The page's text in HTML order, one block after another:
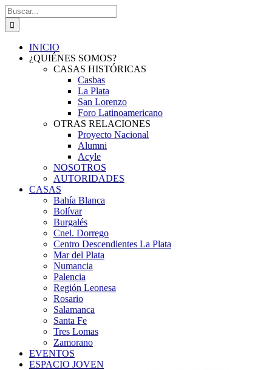
Saltar
al
contenido
Buscar:
INICIO
¿QUIÉNES SOMOS?
CASAS HISTÓRICAS
Casbas
La Plata
San Lorenzo
Foro Latinoamericano
OTRAS RELACIONES
Proyecto Nacional
Alumni
Acyle
NOSOTROS
AUTORIDADES
CASAS
Bahía Blanca
Bolívar
Burgalés
Cnel. Dorrego
Centro Descendientes La Plata
Mar del Plata
Numancia
Palencia
Región Leonesa
Rosario
Salamanca
Santa Fe
Tres Lomas
Zamorano
EVENTOS
ESPACIO JOVEN